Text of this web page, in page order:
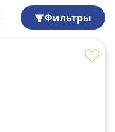
Фильтры